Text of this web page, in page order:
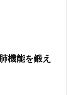
機能を鍛え